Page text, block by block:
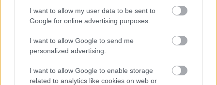
I want to allow my user data to be sent to
Google for online advertising purposes.
I want to allow Google to send me
personalized advertising.
I want to allow Google to enable storage
related to analytics like cookies on web or
Tilaa uutiskirjeemme